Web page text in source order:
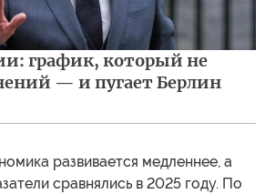
график, который не
— и пугает Берлин
развивается медленнее, а
сравнялись в 2025 году. По